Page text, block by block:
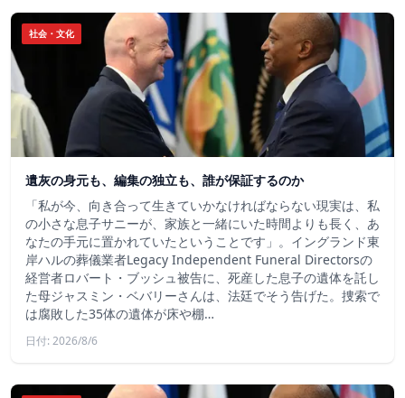
社会・文化
遺灰の身元も、編集の独立も、誰が保証するのか
「私が今、向き合って生きていかなければならない現実は、私
の小さな息子サニーが、家族と一緒にいた時間よりも長く、あ
なたの手元に置かれていたということです」。イングランド東
岸ハルの葬儀業者Legacy Independent Funeral Directorsの
経営者ロバート・ブッシュ被告に、死産した息子の遺体を託し
た母ジャスミン・ベバリーさんは、法廷でそう告げた。捜索で
は腐敗した35体の遺体が床や棚…
日付: 2026/8/6